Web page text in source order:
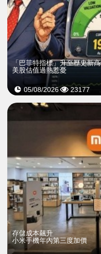
「巴菲特指標」升至歷史新高
美股估值過熱惹憂
05/08/2026 23177
存儲成本飆升
小米手機年內第三度加價